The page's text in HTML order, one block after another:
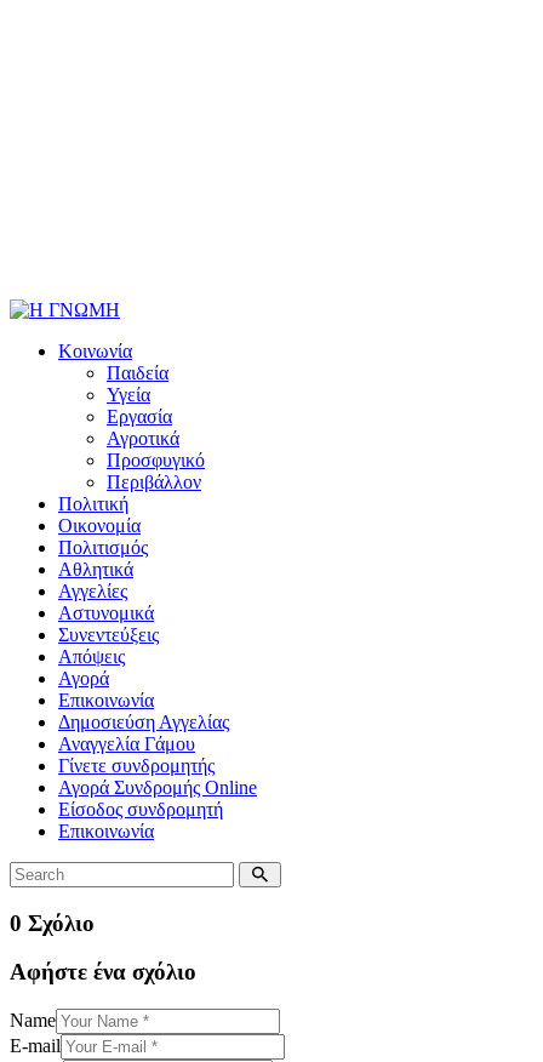
Κοινωνία
Παιδεία
Υγεία
Εργασία
Αγροτικά
Προσφυγικό
Περιβάλλον
Πολιτική
Οικονομία
Πολιτισμός
Αθλητικά
Αγγελίες
Αστυνομικά
Συνεντεύξεις
Απόψεις
Αγορά
Επικοινωνία
Δημοσιεύση Αγγελίας
Αναγγελία Γάμου
Γίνετε συνδρομητής
Αγορά Συνδρομής Online
Είσοδος συνδρομητή
Επικοινωνία
0 Σχόλιο
Αφήστε ένα σχόλιο
Name
E-mail